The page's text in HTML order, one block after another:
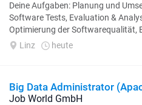
Deine Aufgaben: Planung und
Software Tests, Evaluation &
Optimierung der Softwarequalität,
KollegInnen in der
Linz heute
Big Data Administrator
Job World GmbH